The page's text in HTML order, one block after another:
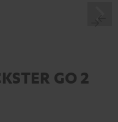
GO 2